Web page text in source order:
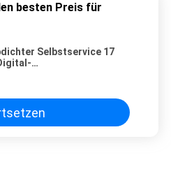
besten Preis für
Selbstservice 17